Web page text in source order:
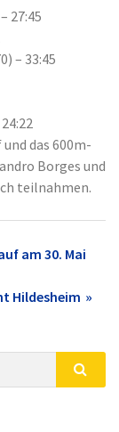
27:45
– 33:45
das 600m-
Borges und
teilnahmen.
am 30. Mai
Hildesheim